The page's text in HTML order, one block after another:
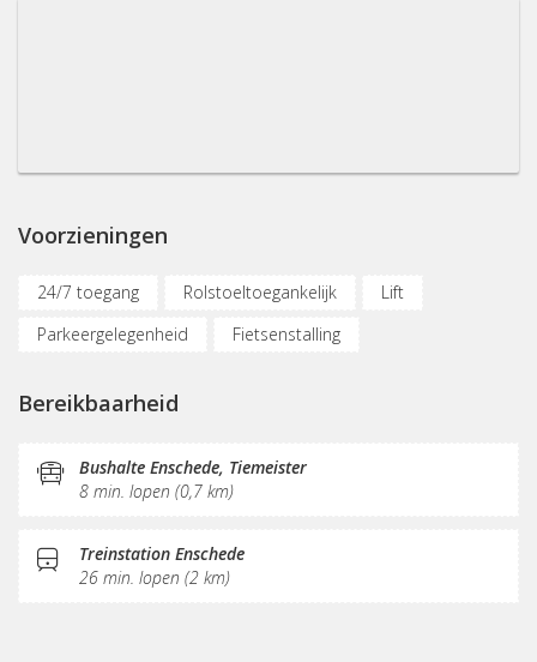
Voorzieningen
24/7 toegang Rolstoeltoegankelijk
Lift
Parkeergelegenheid
Fietsenstalling
Internetmogelijkheden
KVK-inschrijving
Sociaal hart
Pantry
Schoonmaak
Postverwerking
Bereikbaarheid
Bushalte Enschede, Tiemeister
8 min. lopen (0,7 km)
Treinstation Enschede
26 min. lopen (2 km)